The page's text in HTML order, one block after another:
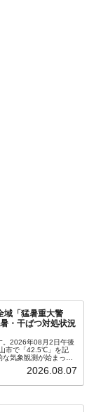
域「猛暑重大警
・干ばつ対処状況
。2026年08月2日午後
市で「42.5℃」を記
気象観測が始まって
。08月04日には、ソ
報」が発令され...
2026.08.07